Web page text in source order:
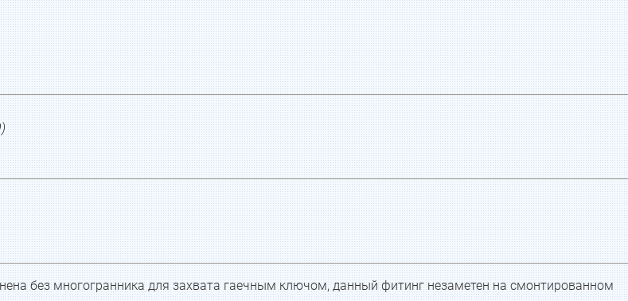
)
без многогранника для захвата гаечным ключом, данный фитинг незаметен на смонтированном